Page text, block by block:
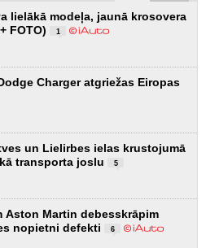
lielākā modeļa, jaunā krosovera
FOTO)
1
Charger atgriežas Eiropas
un Lielirbes ielas krustojumā
transporta joslu
5
Aston Martin debesskrāpim
nopietni defekti
6